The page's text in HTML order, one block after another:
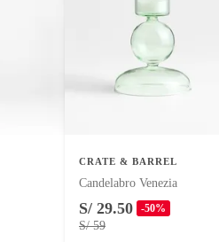
CRATE & BARREL
Candelabro Venezia
S/ 29.50 -50%
S/ 59